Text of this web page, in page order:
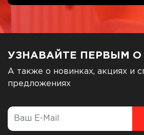
УЗНАВАЙТЕ ПЕРВЫМ О
А также о новинках, акциях и
предложениях